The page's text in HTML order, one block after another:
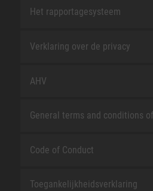
Het rapportagesysteem
Verklaring over de privacy
AHV
General terms and conditions
Code of Conduct
Toegankelijkheidsverklaring